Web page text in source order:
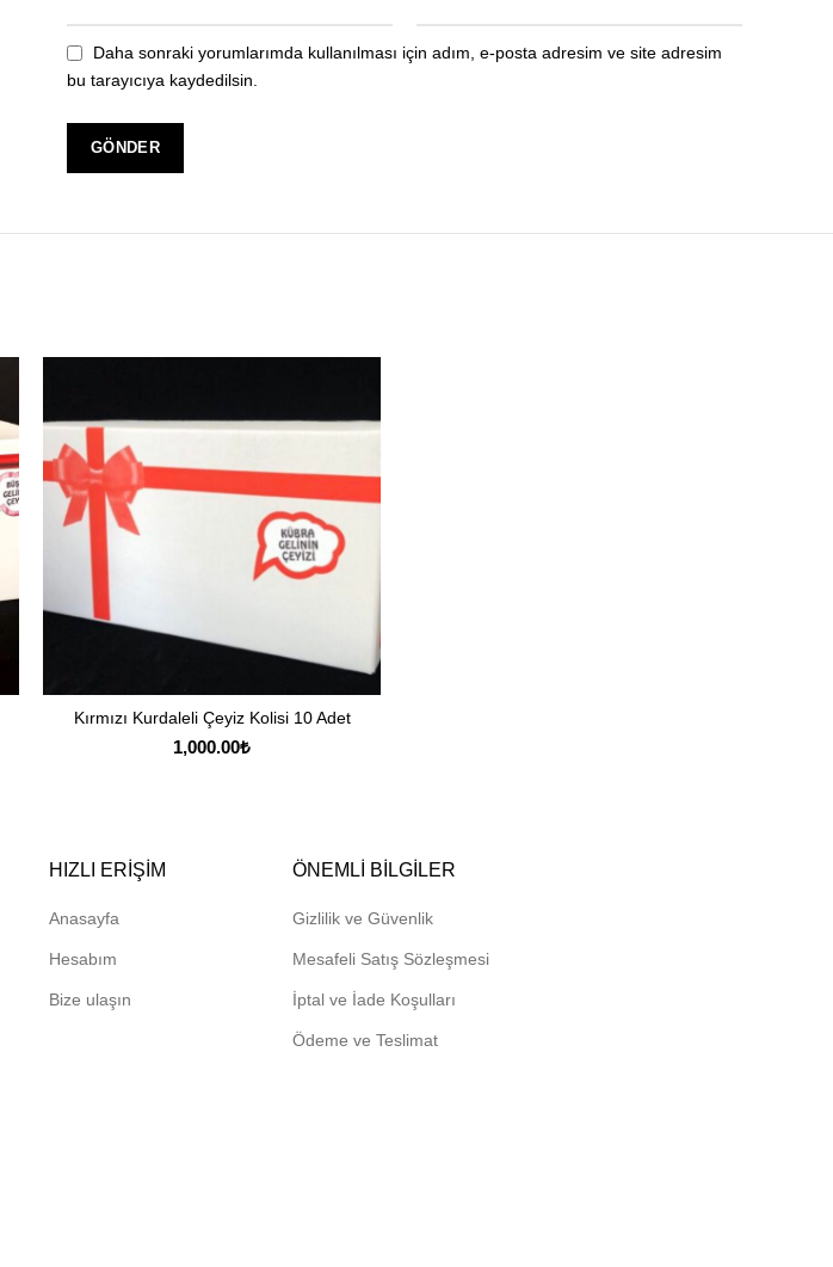
Daha sonraki yorumlarımda kullanılması için adım, e-posta adresim ve site adresim
bu tarayıcıya kaydedilsin.
SEPETE EKLE
Kırmızı Kurdaleli Çeyiz Kolisi 10 Adet
1,000.00₺
HIZLI ERIŞIM
Anasayfa
Hesabım
Bize ulaşın
ÖNEMLI BILGILER
Gizlilik ve Güvenlik
Mesafeli Satış Sözleşmesi
İptal ve İade Koşulları
Ödeme ve Teslimat